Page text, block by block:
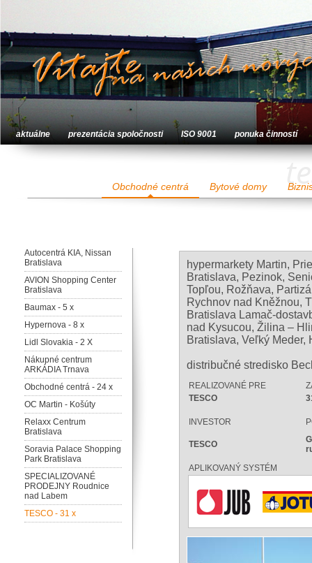
aktuálne prezentácia spoločnosti ISO 9001 ponuka činností
Obchodné centrá Bytové domy
Autocentrá KIA, Nissan
Bratislava
AVION Shopping Center
Bratislava
Baumax - 5 x
Hypernova - 8 x
Lidl Slovakia - 2 X
Nákupné centrum
ARKÁDIA Trnava
Obchodné centrá - 24 x
OC Martin - Košúty
Relaxx Centrum
Bratislava
Soravia Palace Shopping
Park Bratislava
SPECIALIZOVANÉ
PRODEJNY Roudnice
nad Labem
TESCO - 31 x
hypermarkety Martin,
Bratislava, Pezinok,
Topľou, Rožňava,
Rychnov nad Kněžnou,
Bratislava Lamač-
nad Kysucou, Žilina –
Bratislava, Veľký Meder,
distribučné stredisko
REALIZOVANÉ PRE
TESCO
INVESTOR
TESCO
APLIKOVANÝ SYSTÉM